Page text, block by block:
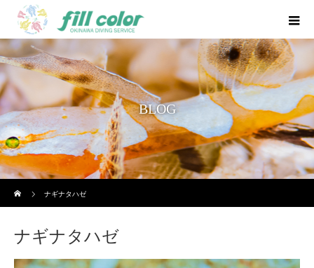
BLOG
ナギナタハゼ
ナギナタハゼ